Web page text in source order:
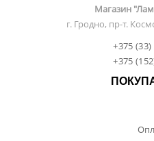
Магазин
г. Гродно, пр-т.
+375 (33)
+375